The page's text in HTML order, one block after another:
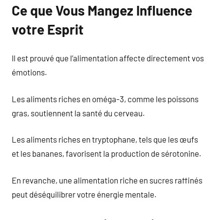
Ce que Vous Mangez Influence
votre Esprit
Il est prouvé que l’alimentation affecte directement vos
émotions.
Les aliments riches en oméga-3, comme les poissons
gras, soutiennent la santé du cerveau.
Les aliments riches en tryptophane, tels que les œufs
et les bananes, favorisent la production de sérotonine.
En revanche, une alimentation riche en sucres raffinés
peut déséquilibrer votre énergie mentale.